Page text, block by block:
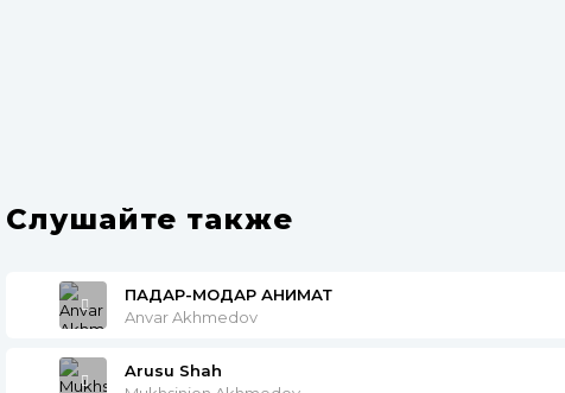
Слушайте также
ПАДАР-МОДАР ҒАНИМАТ
Anvar Akhmedov
Arusu Shah